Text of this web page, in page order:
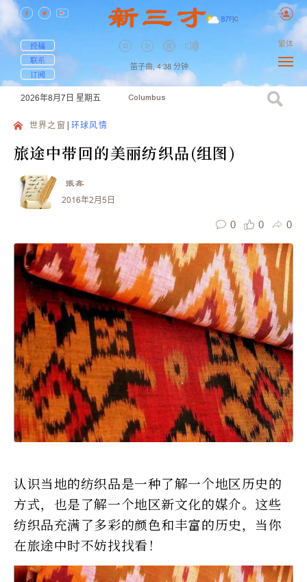
87F| C
投稿
联系
订阅
笛子曲, 4:38 分钟
繁体
2026年8月7日 星期五 Columbus
世界之窗 环球风情
旅途中带回的美丽纺织品(组图)
張鑫
2016年2月5日
0 0 0
认识当地的纺织品是一种了解一个地区历史的
方式，也是了解一个地区新文化的媒介。这些
纺织品充满了多彩的颜色和丰富的历史，当你
在旅途中时不妨找找看！